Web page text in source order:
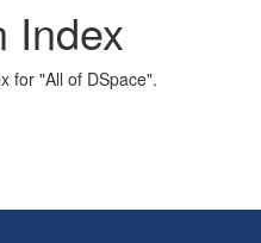
Index
for "All of DSpace".